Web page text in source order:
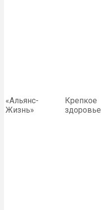
«Альянс-
Жизнь»
Крепкое
здоровье